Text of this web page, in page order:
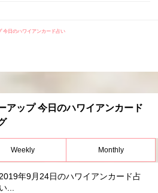
今日のハワイアンカード占い
アップ 今日のハワイアンカード
Weekly Monthly
2019年9月24日のハワイアンカード占
い...